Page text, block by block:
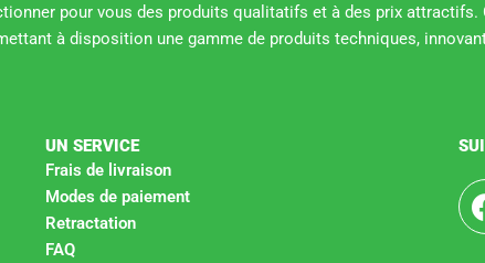
pour vous des produits qualitatifs et à des prix attractifs.
à disposition une gamme de produits techniques,
UN SERVICE
Frais de livraison
Modes de paiement
Retractation
FAQ